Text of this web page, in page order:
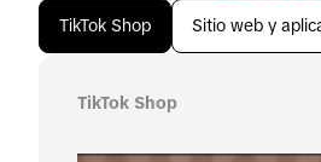
TikTok Shop Sitio web y
TikTok Shop